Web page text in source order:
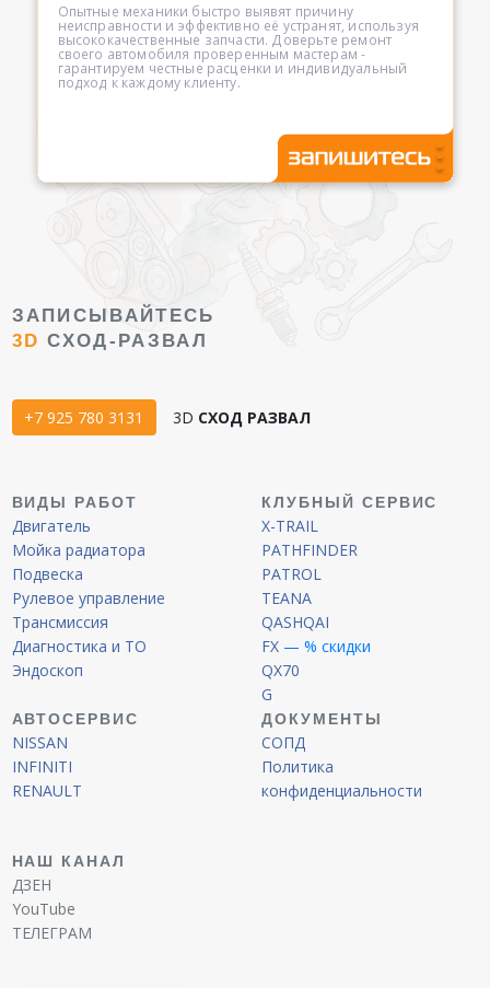
Опытные механики быстро выявят причину
неисправности и эффективно её устранят, используя
высококачественные запчасти. Доверьте ремонт
своего автомобиля проверенным мастерам -
гарантируем честные расценки и индивидуальный
подход к каждому клиенту.
ЗАПИСЫВАЙТЕСЬ
3D СХОД-РАЗВАЛ
+7 925 780 3131 3D СХОД РАЗВАЛ
ВИДЫ РАБОТ
Двигатель
Мойка радиатора
Подвеска
Рулевое управление
Трансмиссия
Диагностика и ТО
Эндоскоп
КЛУБНЫЙ СЕРВИС
X-TRAIL
PATHFINDER
PATROL
TEANA
QASHQAI
FX — % скидки
QX70
G
АВТОСЕРВИС
NISSAN
INFINITI
RENAULT
ДОКУМЕНТЫ
СОПД
Политика
конфиденциальности
НАШ КАНАЛ
ДЗЕН
YouTube
ТЕЛЕГРАМ